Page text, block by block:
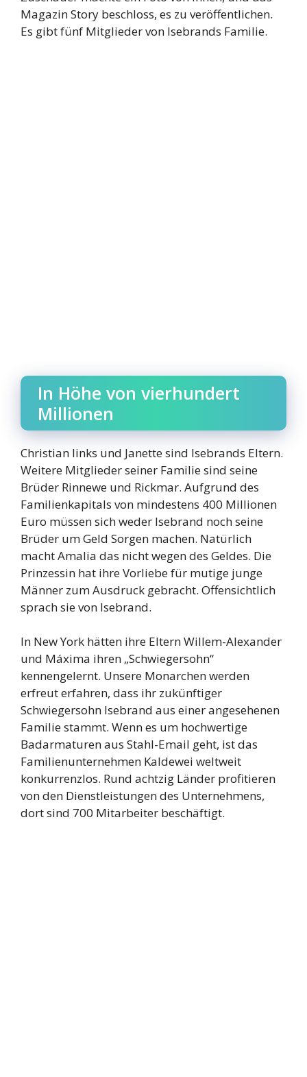
Magazin Story beschloss, es zu veröffentlichen.
Es gibt fünf Mitglieder von Isebrands Familie.
In Höhe von vierhundert
Millionen
Christian links und Janette sind Isebrands Eltern.
Weitere Mitglieder seiner Familie sind seine
Brüder Rinnewe und Rickmar. Aufgrund des
Familienkapitals von mindestens 400 Millionen
Euro müssen sich weder Isebrand noch seine
Brüder um Geld Sorgen machen. Natürlich
macht Amalia das nicht wegen des Geldes. Die
Prinzessin hat ihre Vorliebe für mutige junge
Männer zum Ausdruck gebracht. Offensichtlich
sprach sie von Isebrand.
In New York hätten ihre Eltern Willem-Alexander
und Máxima ihren „Schwiegersohn“
kennengelernt. Unsere Monarchen werden
erfreut erfahren, dass ihr zukünftiger
Schwiegersohn Isebrand aus einer angesehenen
Familie stammt. Wenn es um hochwertige
Badarmaturen aus Stahl-Email geht, ist das
Familienunternehmen Kaldewei weltweit
konkurrenzlos. Rund achtzig Länder profitieren
von den Dienstleistungen des Unternehmens,
dort sind 700 Mitarbeiter beschäftigt.